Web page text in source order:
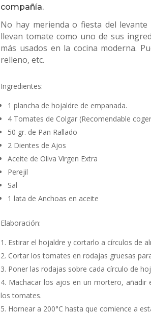
compañía.
No hay merienda o fiesta del
llevan tomate como uno de sus
más usados en la cocina moderna.
relleno, etc.
Ingredientes:
1 plancha de hojaldre de empanada.
4 Tomates de Colgar (Recomendable
50 gr. de Pan Rallado
2 Dientes de Ajos
Aceite de Oliva Virgen Extra
Perejil
Sal
1 lata de Anchoas en aceite
Elaboración:
Estirar el hojaldre y cortarlo a círculos de
Cortar los tomates en rodajas gruesas
Poner las rodajas sobre cada círculo de
Machacar los ajos en un mortero,
los tomates.
Hornear a 200°C hasta que comience a